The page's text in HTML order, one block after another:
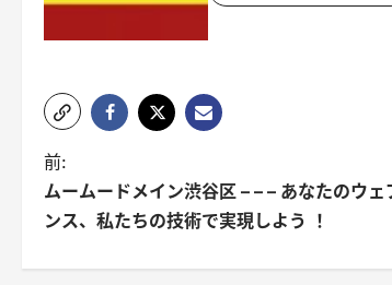
投
稿
前:
ムームードメイン渋谷区 – – – あなたのウェ
ンス、私たちの技術で実現しよう ！